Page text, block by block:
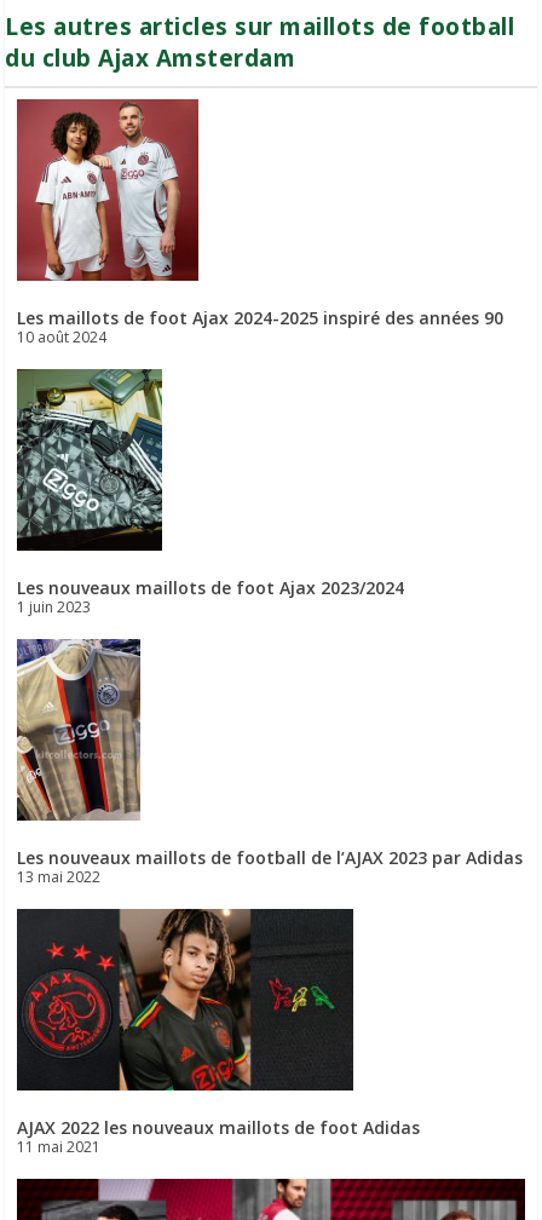
Les autres articles sur maillots de football
du club Ajax Amsterdam
Les maillots de foot Ajax 2024-2025 inspiré des années 90
10 août 2024
Les nouveaux maillots de foot Ajax 2023/2024
1 juin 2023
Les nouveaux maillots de football de l’AJAX 2023 par Adidas
13 mai 2022
AJAX 2022 les nouveaux maillots de foot Adidas
11 mai 2021